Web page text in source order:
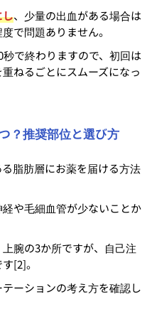
し、少量の出血がある場合は
で問題ありません。
で終わりますので、初回は
ねるごとにスムーズになっ
？推奨部位と選び方
脂肪層にお薬を届ける方法
や毛細血管が少ないことか
腕の3か所ですが、自己注
[2]。
ーションの考え方を確認し